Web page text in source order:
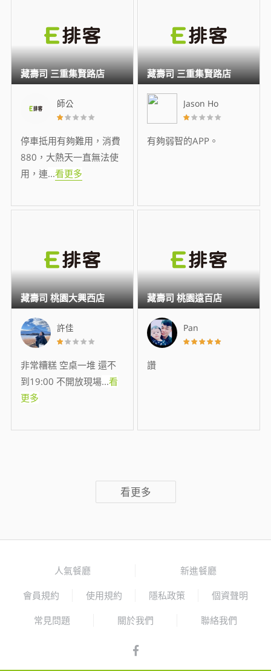
師公
停車抵用有夠難用，消費
880，大熱天一直無法使
用，連...看更多
藏壽司 三重集賢路店
Jason Ho
有夠弱智的APP。
藏壽司 三重集賢路店
許佳
非常糟糕 空桌一堆 還不
到19:00 不開放現場...看
更多
藏壽司 桃園大興西店
Pan
讚
藏壽司 桃園遠百店
看更多
人氣餐廳 新進餐廳
會員規約 使用規約 隱私政策 個資聲明
常見問題 關於我們 聯絡我們